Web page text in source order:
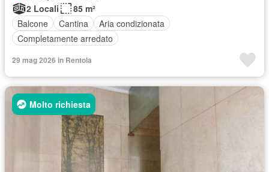
2 Locali
85 m²
Balcone
Cantina
Aria condizionata
Completamente arredato
29 mag 2026 in Rentola
Molto richiesta